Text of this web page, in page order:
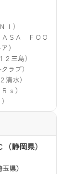
Ｉ）
ＳＡ ＦＯＯ
）
三島）
ラブ）
清水）
ｓ）
静岡県）
県）